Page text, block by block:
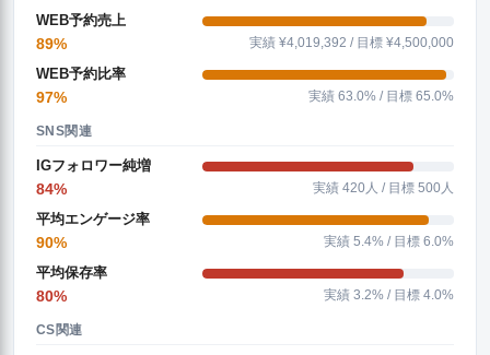
WEB予約売上
89% 実績 ¥4,019,392 / 目標 ¥4,500,000
WEB予約比率
97% 実績 63.0% / 目標 65.0%
SNS関連
IGフォロワー純増
84% 実績 420人 / 目標 500人
平均エンゲージ率
90% 実績 5.4% / 目標 6.0%
平均保存率
80% 実績 3.2% / 目標 4.0%
CS関連